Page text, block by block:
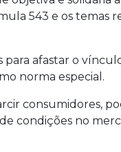
543 e os temas
para afastar o
norma especial.
consumidores,
condições no